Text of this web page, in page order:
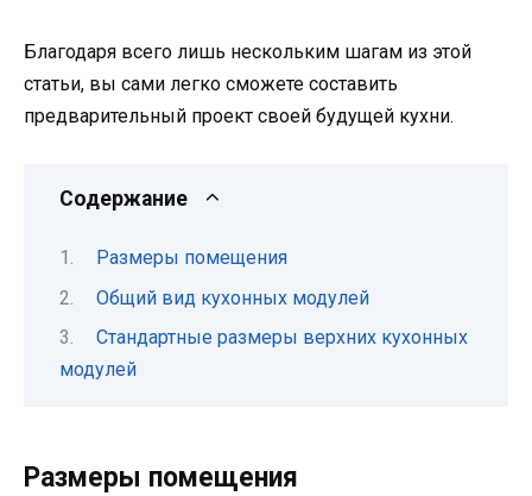
Благодаря всего лишь нескольким шагам из этой
статьи, вы сами легко сможете составить
предварительный проект своей будущей кухни.
Содержание
Размеры помещения
Общий вид кухонных модулей
Стандартные размеры верхних кухонных
модулей
Размеры помещения